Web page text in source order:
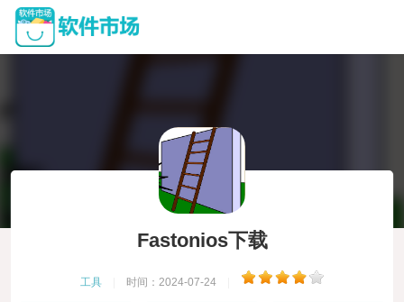
Fastonios下载
工具 时间：2024-07-24